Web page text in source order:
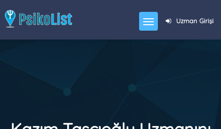
Uzman Girişi